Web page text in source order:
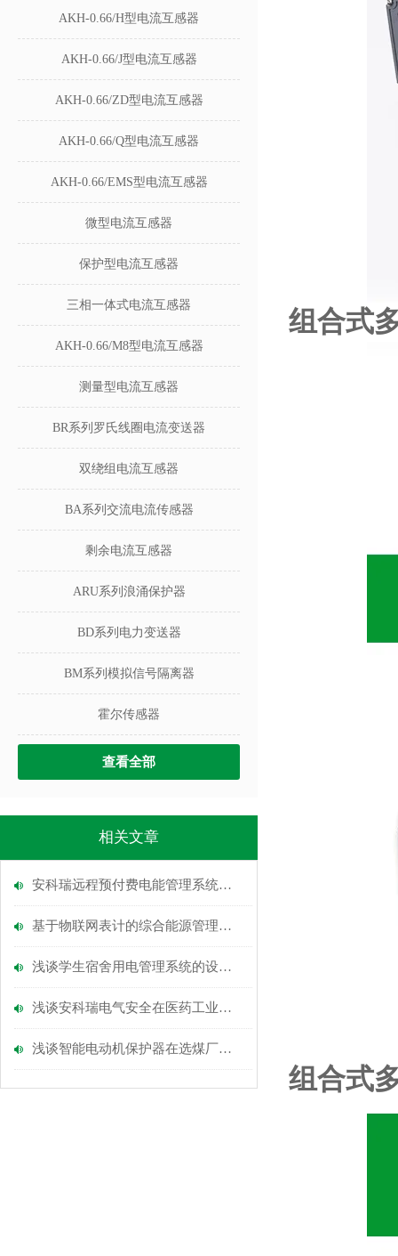
AKH-0.66/H型电流互感器
AKH-0.66/J型电流互感器
AKH-0.66/ZD型电流互感器
AKH-0.66/Q型电流互感器
AKH-0.66/EMS型电流互感器
微型电流互感器
保护型电流互感器
三相一体式电流互感器
AKH-0.66/M8型电流互感器
测量型电流互感器
BR系列罗氏线圈电流变送器
双绕组电流互感器
BA系列交流电流传感器
剩余电流互感器
ARU系列浪涌保护器
BD系列电力变送器
BM系列模拟信号隔离器
霍尔传感器
查看全部
相关文章
安科瑞远程预付费电能管理系统在徐汇日月光中心项目的应用
基于物联网表计的综合能源管理方案
浅谈学生宿舍用电管理系统的设计及应用
浅谈安科瑞电气安全在医药工业洁净厂房的电气工程设计与应用
浅谈智能电动机保护器在选煤厂的应用
组合式
组合式